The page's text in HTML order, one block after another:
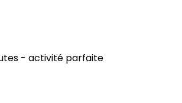
- activité parfaite